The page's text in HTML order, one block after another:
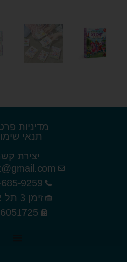
מדיניות פרטיות
תנאי שימוש
יצירת קשר
ac4kidz@gmail.com
054-685-9259
03-6051725